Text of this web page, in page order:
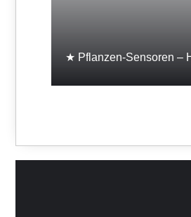
★ Pflanzen-Sensoren –